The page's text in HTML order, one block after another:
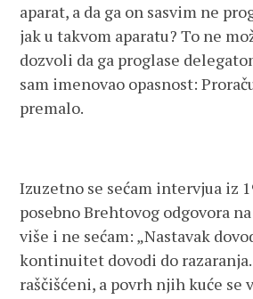
aparat, a da ga on sasvim ne
jak u takvom aparatu? To ne
dozvoli da ga proglase
sam imenovao opasnost:
premalo.
Izuzetno se sećam intervjua iz
posebno Brehtovog odgovora
više i ne sećam: „Nastavak
kontinuitet dovodi do
raščišćeni, a povrh njih kuće se